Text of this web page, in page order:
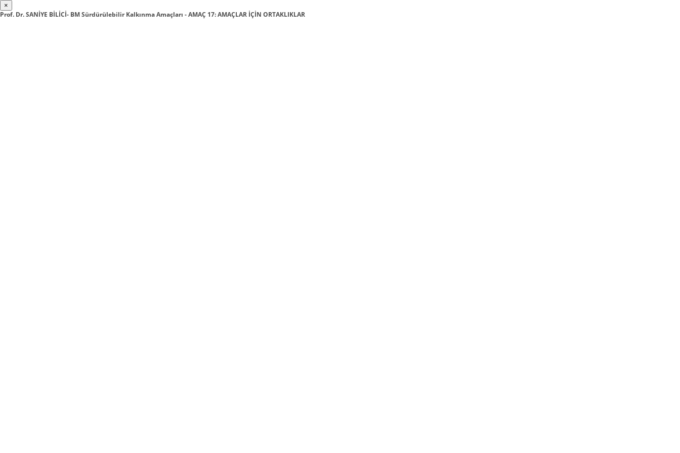
×
Prof. Dr. SANİYE BİLİCİ- BM Sürdürülebilir Kalkınma Amaçları - AMAÇ 17: AMAÇLAR İÇİN ORTAKLIKLAR